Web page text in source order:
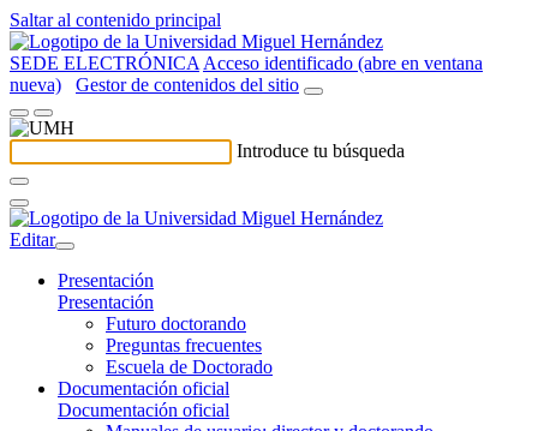
Saltar al contenido principal
SEDE ELECTRÓNICA Acceso identificado (abre en ventana
nueva)
Gestor de contenidos del sitio
Introduce tu búsqueda
Editar
Presentación
Presentación
Futuro doctorando
Preguntas frecuentes
Escuela de Doctorado
Documentación oficial
Documentación oficial